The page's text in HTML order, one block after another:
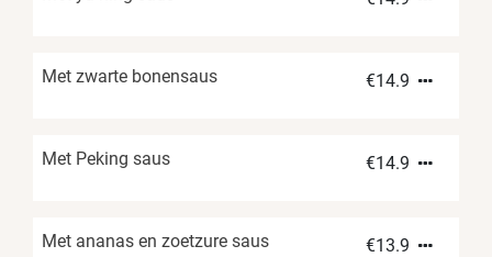
Met zwarte bonensaus €14.9
Met Peking saus €14.9
Met ananas en zoetzure saus €13.9